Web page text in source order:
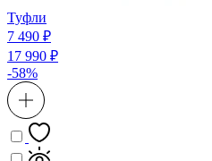
Туфли
7 490 ₽
17 990 ₽
-58%